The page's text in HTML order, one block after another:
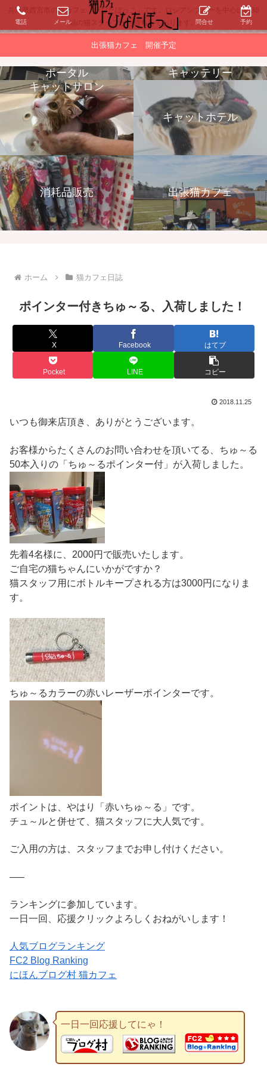
兵庫県西宮市の猫カフェ「ひなたぼっこ」です。ロシアンブルーを中心に約30
頭の猫スタッフがお待ちしております。
出張猫カフェ 開催予定
ポータル
キャッテリー
キャットサロン
キャットホテル
消耗品販売 出張猫カフェ
ホーム 猫カフェ日誌
ポインター付きちゅ～る、入荷しました！
X Facebook はてブ
Pocket LINE コピー
2018.11.25
いつも御来店頂き、ありがとうございます。
お客様からたくさんのお問い合わせを頂いてる、ちゅ～る
50本入りの「ちゅ～るポインター付」が入荷しました。
先着4名様に、2000円で販売いたします。
ご自宅の猫ちゃんにいかがですか？
猫スタッフ用にボトルキープされる方は3000円になりま
す。
ちゅ～るカラーの赤いレーザーポインターです。
ポイントは、やはり「赤いちゅ～る」です。
チュ～ルと併せて、猫スタッフに大人気です。
ご入用の方は、スタッフまでお申し付けください。
—–
ランキングに参加しています。
一日一回、応援クリックよろしくおねがいします！
人気ブログランキング
FC2 Blog Ranking
にほんブログ村 猫カフェ
一日一回応援してにゃ！
電話 メール 問合せ 予約